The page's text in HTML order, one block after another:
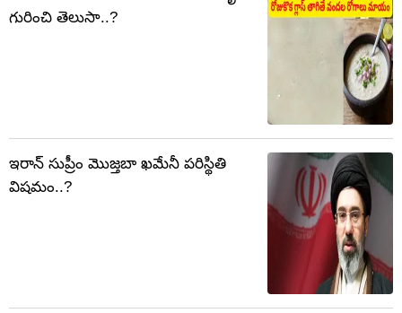
గురించి తెలుసా..?
ఇరాన్ సుప్రీం మొజ్తబా ఖమేనీ పరిస్థితి
విషమం..?